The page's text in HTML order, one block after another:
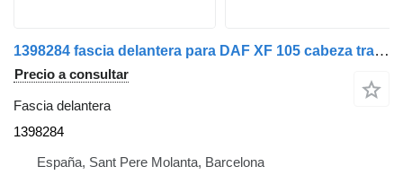
1398284 fascia delantera para DAF XF 105 cabeza tractora
Precio a consultar
Fascia delantera
1398284
España, Sant Pere Molanta, Barcelona